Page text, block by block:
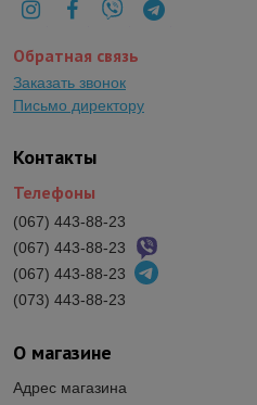
О магазине
Адрес магазина
Контакты
Телефоны
(067) 443-88-23
(067) 443-88-23
(067) 443-88-23
(073) 443-88-23
Обратная связь
Заказать звонок
Письмо директору